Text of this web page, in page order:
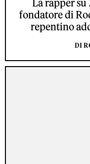
La rapper
fondatore di
repentino
DI